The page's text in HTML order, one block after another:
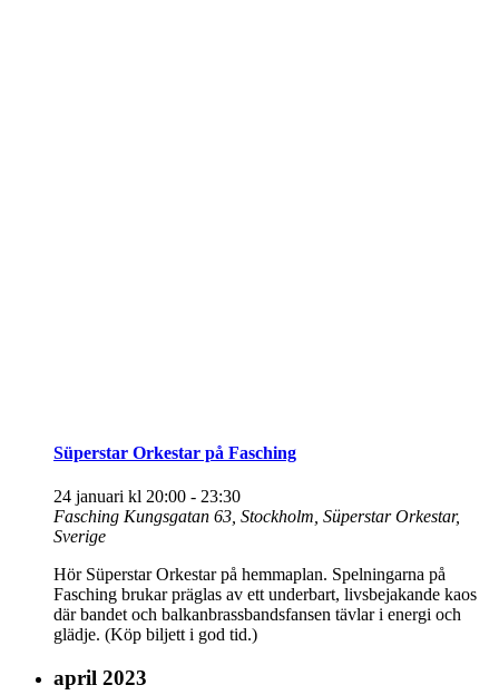
Süperstar Orkestar på Fasching
24 januari kl 20:00 - 23:30
Fasching Kungsgatan 63, Stockholm, Süperstar Orkestar,
Sverige
Hör Süperstar Orkestar på hemmaplan. Spelningarna på
Fasching brukar präglas av ett underbart, livsbejakande kaos
där bandet och balkanbrassbandsfansen tävlar i energi och
glädje. (Köp biljett i god tid.)
april 2023